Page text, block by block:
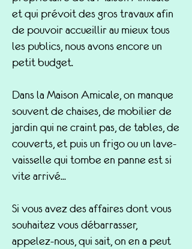
et qui prévoit des gros travaux afin
de pouvoir accueillir au mieux tous
les publics, nous avons encore un
petit budget.
Dans la Maison Amicale, on manque
souvent de chaises, de mobilier de
jardin qui ne craint pas, de tables, de
couverts, et puis un frigo ou un lave-
vaisselle qui tombe en panne est si
vite arrivé...
Si vous avez des affaires dont vous
souhaitez vous débarrasser,
appelez-nous, qui sait, on en a peut